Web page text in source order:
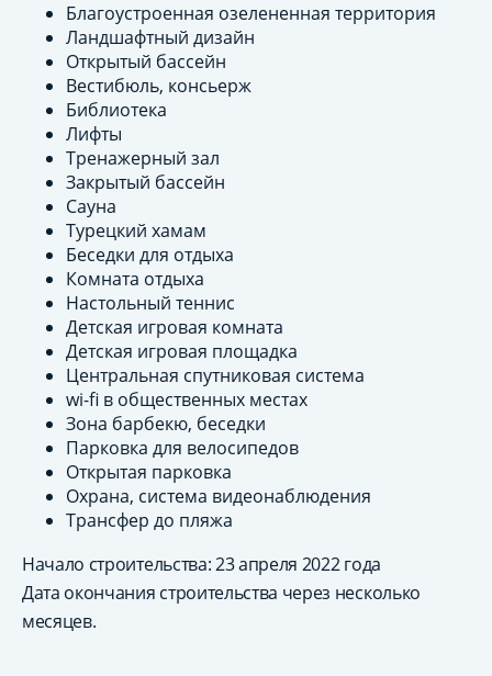
Благоустроенная озелененная территория
Ландшафтный дизайн
Открытый бассейн
Вестибюль, консьерж
Библиотека
Лифты
Тренажерный зал
Закрытый бассейн
Сауна
Турецкий хамам
Беседки для отдыха
Комната отдыха
Настольный теннис
Детская игровая комната
Детская игровая площадка
Центральная спутниковая система
wi-fi в общественных местах
Зона барбекю, беседки
Парковка для велосипедов
Открытая парковка
Охрана, система видеонаблюдения
Трансфер до пляжа
Начало строительства: 23 апреля 2022 года
Дата окончания строительства через несколько
месяцев.